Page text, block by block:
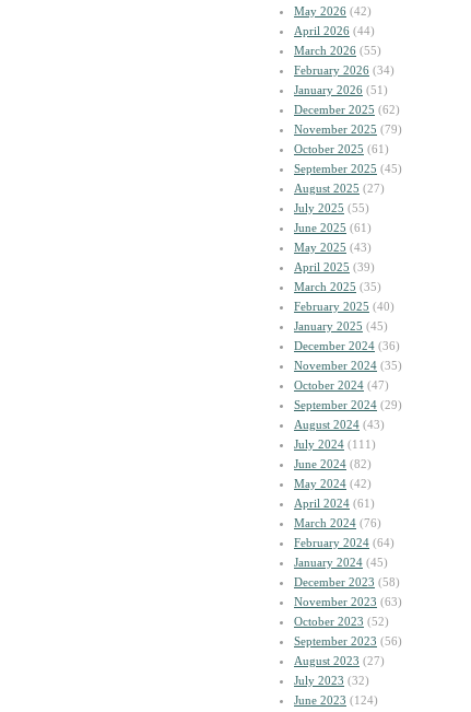
May 2026 (42)
April 2026 (44)
March 2026 (55)
February 2026 (34)
January 2026 (51)
December 2025 (62)
November 2025 (79)
October 2025 (61)
September 2025 (45)
August 2025 (27)
July 2025 (55)
June 2025 (61)
May 2025 (43)
April 2025 (39)
March 2025 (35)
February 2025 (40)
January 2025 (45)
December 2024 (36)
November 2024 (35)
October 2024 (47)
September 2024 (29)
August 2024 (43)
July 2024 (111)
June 2024 (82)
May 2024 (42)
April 2024 (61)
March 2024 (76)
February 2024 (64)
January 2024 (45)
December 2023 (58)
November 2023 (63)
October 2023 (52)
September 2023 (56)
August 2023 (27)
July 2023 (32)
June 2023 (124)